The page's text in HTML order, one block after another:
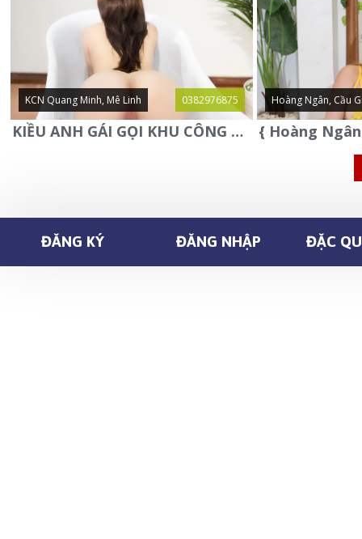
KCN Quang Minh, Mê Linh 0382976875
KIỀU ANH GÁI GỌI KHU CÔNG NGHIỆP QUANG MINH - MÊ LINH
Hoàng Ngân, Cầu
ĐĂNG KÝ ĐĂNG NHẬP ĐẶC